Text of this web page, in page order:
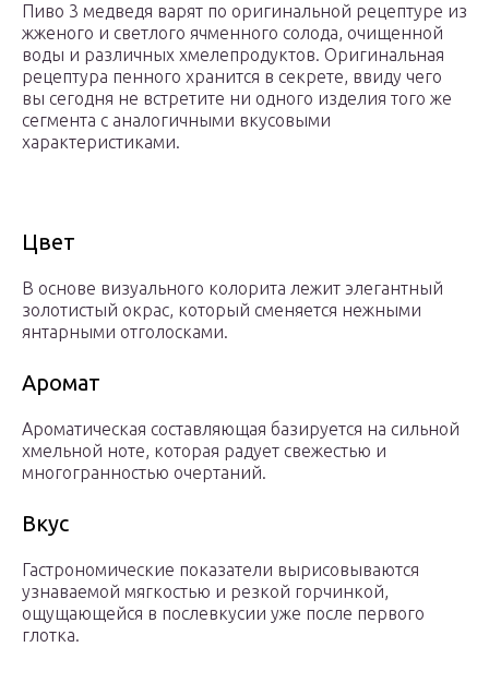
Пиво 3 медведя варят по оригинальной рецептуре из
жженого и светлого ячменного солода, очищенной
воды и различных хмелепродуктов. Оригинальная
рецептура пенного хранится в секрете, ввиду чего
вы сегодня не встретите ни одного изделия того же
сегмента с аналогичными вкусовыми
характеристиками.
Цвет
В основе визуального колорита лежит элегантный
золотистый окрас, который сменяется нежными
янтарными отголосками.
Аромат
Ароматическая составляющая базируется на сильной
хмельной ноте, которая радует свежестью и
многогранностью очертаний.
Вкус
Гастрономические показатели вырисовываются
узнаваемой мягкостью и резкой горчинкой,
ощущающейся в послевкусии уже после первого
глотка.